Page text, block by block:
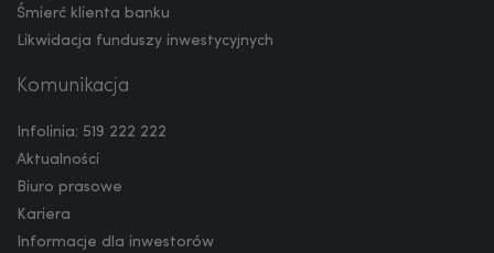
Śmierć klienta banku
Likwidacja funduszy inwestycyjnych
Komunikacja
Infolinia: 519 222 222
Aktualności
Biuro prasowe
Kariera
Informacje dla inwestorów